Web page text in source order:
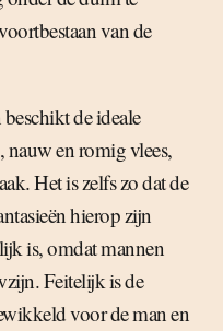
van de
de ideale
en romig vlees,
Het is zelfs zo dat de
hierop zijn
is, omdat mannen
Feitelijk is de
voor de man en